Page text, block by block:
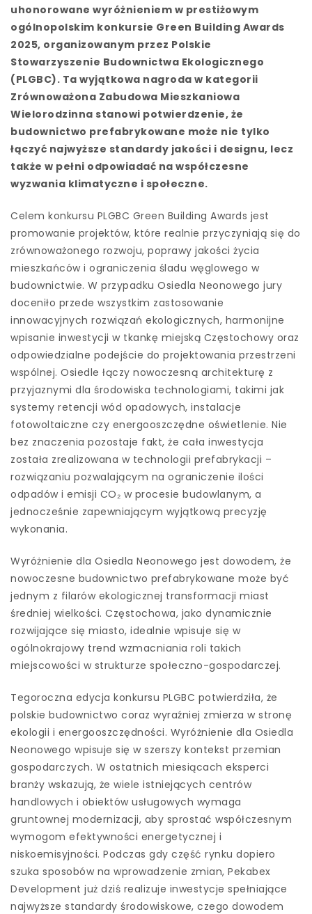
uhonorowane wyróżnieniem w prestiżowym
ogólnopolskim konkursie Green Building Awards
2025, organizowanym przez Polskie
Stowarzyszenie Budownictwa Ekologicznego
(PLGBC). Ta wyjątkowa nagroda w kategorii
Zrównoważona Zabudowa Mieszkaniowa
Wielorodzinna stanowi potwierdzenie, że
budownictwo prefabrykowane może nie tylko
łączyć najwyższe standardy jakości i designu, lecz
także w pełni odpowiadać na współczesne
wyzwania klimatyczne i społeczne.
Celem konkursu PLGBC Green Building Awards jest
promowanie projektów, które realnie przyczyniają się do
zrównoważonego rozwoju, poprawy jakości życia
mieszkańców i ograniczenia śladu węglowego w
budownictwie. W przypadku Osiedla Neonowego jury
doceniło przede wszystkim zastosowanie
innowacyjnych rozwiązań ekologicznych, harmonijne
wpisanie inwestycji w tkankę miejską Częstochowy oraz
odpowiedzialne podejście do projektowania przestrzeni
wspólnej. Osiedle łączy nowoczesną architekturę z
przyjaznymi dla środowiska technologiami, takimi jak
systemy retencji wód opadowych, instalacje
fotowoltaiczne czy energooszczędne oświetlenie. Nie
bez znaczenia pozostaje fakt, że cała inwestycja
została zrealizowana w technologii prefabrykacji –
rozwiązaniu pozwalającym na ograniczenie ilości
odpadów i emisji CO₂ w procesie budowlanym, a
jednocześnie zapewniającym wyjątkową precyzję
wykonania.
Wyróżnienie dla Osiedla Neonowego jest dowodem, że
nowoczesne budownictwo prefabrykowane może być
jednym z filarów ekologicznej transformacji miast
średniej wielkości. Częstochowa, jako dynamicznie
rozwijające się miasto, idealnie wpisuje się w
ogólnokrajowy trend wzmacniania roli takich
miejscowości w strukturze społeczno-gospodarczej.
Tegoroczna edycja konkursu PLGBC potwierdziła, że
polskie budownictwo coraz wyraźniej zmierza w stronę
ekologii i energooszczędności. Wyróżnienie dla Osiedla
Neonowego wpisuje się w szerszy kontekst przemian
gospodarczych. W ostatnich miesiącach eksperci
branży wskazują, że wiele istniejących centrów
handlowych i obiektów usługowych wymaga
gruntownej modernizacji, aby sprostać współczesnym
wymogom efektywności energetycznej i
niskoemisyjności. Podczas gdy część rynku dopiero
szuka sposobów na wprowadzenie zmian, Pekabex
Development już dziś realizuje inwestycje spełniające
najwyższe standardy środowiskowe, czego dowodem